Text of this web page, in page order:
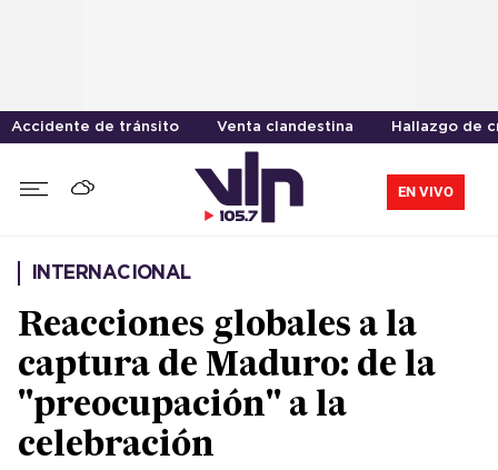
Accidente de tránsito Venta clandestina Hallazgo de
EN VIVO
INTERNACIONAL
Reacciones globales a la
captura de Maduro: de la
"preocupación" a la
celebración